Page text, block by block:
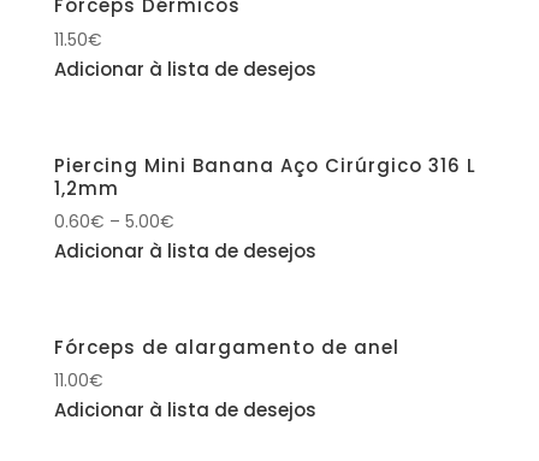
Fórceps Dérmicos
11.50€
Adicionar à lista de desejos
Piercing Mini Banana Aço Cirúrgico 316 L
1,2mm
0.60€ – 5.00€
Adicionar à lista de desejos
Fórceps de alargamento de anel
11.00€
Adicionar à lista de desejos